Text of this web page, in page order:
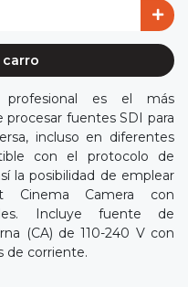
carro
profesional es el más
fuentes SDI para
incluso en diferentes
con el protocolo de
la posibilidad de emplear
Cinema Camera con
Incluye fuente de
(CA) de 110-240 V con
de corriente.